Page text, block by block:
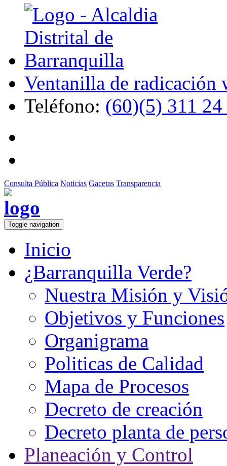
Ventanilla de radicación
Teléfono: (60)(5) 311 24
Consulta Pública Noticias Gacetas Transparencia
Toggle navigation
Inicio
¿Barranquilla Verde?
Nuestra Misión y
Objetivos y Funciones
Organigrama
Politicas de Calidad
Mapa de Procesos
Decreto de creación
Decreto planta de
Planeación y Control